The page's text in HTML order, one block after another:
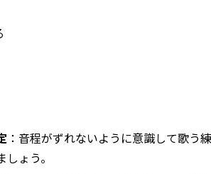
：音程がずれないように意識して歌う
ょう。